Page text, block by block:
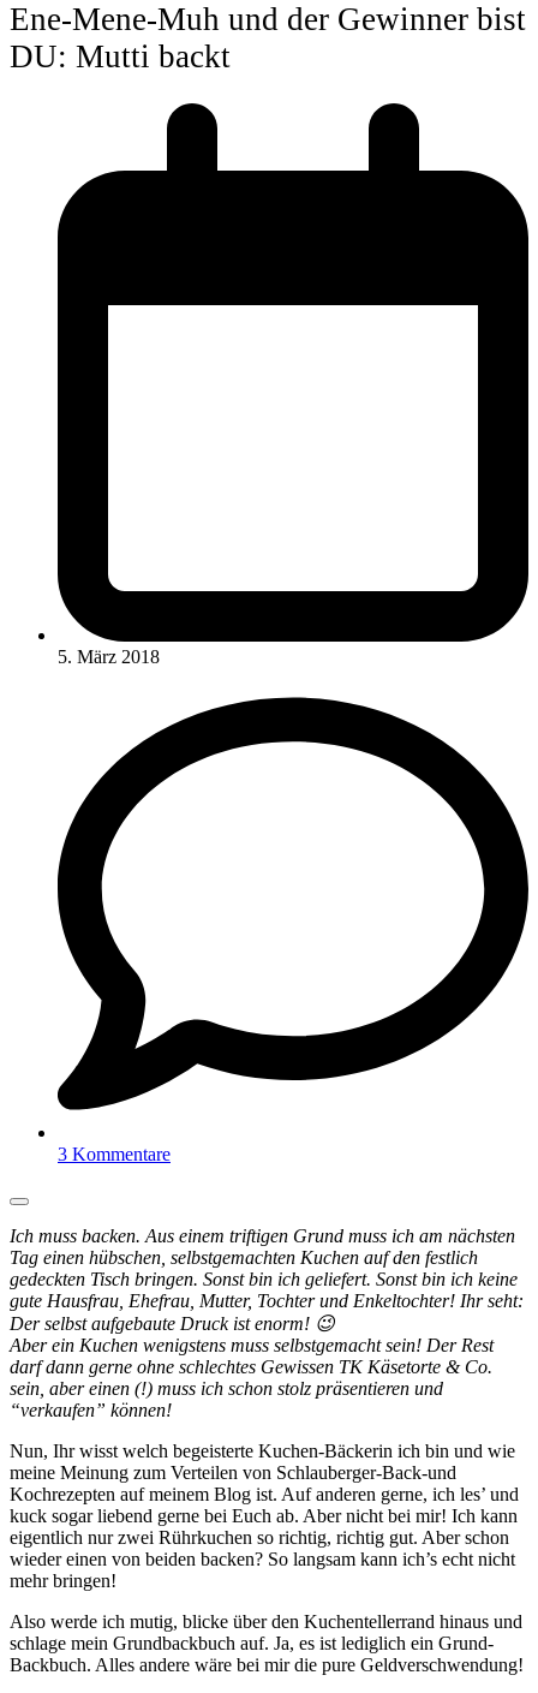
Ene-Mene-Muh und der Gewinner bist
DU: Mutti backt
5. März 2018
3 Kommentare
Ich muss backen. Aus einem triftigen Grund muss ich am nächsten
Tag einen hübschen, selbstgemachten Kuchen auf den festlich
gedeckten Tisch bringen. Sonst bin ich geliefert. Sonst bin ich keine
gute Hausfrau, Ehefrau, Mutter, Tochter und Enkeltochter! Ihr seht:
Der selbst aufgebaute Druck ist enorm! 😉
Aber ein Kuchen wenigstens muss selbstgemacht sein! Der Rest
darf dann gerne ohne schlechtes Gewissen TK Käsetorte & Co.
sein, aber einen (!) muss ich schon stolz präsentieren und
“verkaufen” können!
Nun, Ihr wisst welch begeisterte Kuchen-Bäckerin ich bin und wie
meine Meinung zum Verteilen von Schlauberger-Back-und
Kochrezepten auf meinem Blog ist. Auf anderen gerne, ich les’ und
kuck sogar liebend gerne bei Euch ab. Aber nicht bei mir! Ich kann
eigentlich nur zwei Rührkuchen so richtig, richtig gut. Aber schon
wieder einen von beiden backen? So langsam kann ich’s echt nicht
mehr bringen!
Also werde ich mutig, blicke über den Kuchentellerrand hinaus und
schlage mein Grundbackbuch auf. Ja, es ist lediglich ein Grund-
Backbuch. Alles andere wäre bei mir die pure Geldverschwendung!